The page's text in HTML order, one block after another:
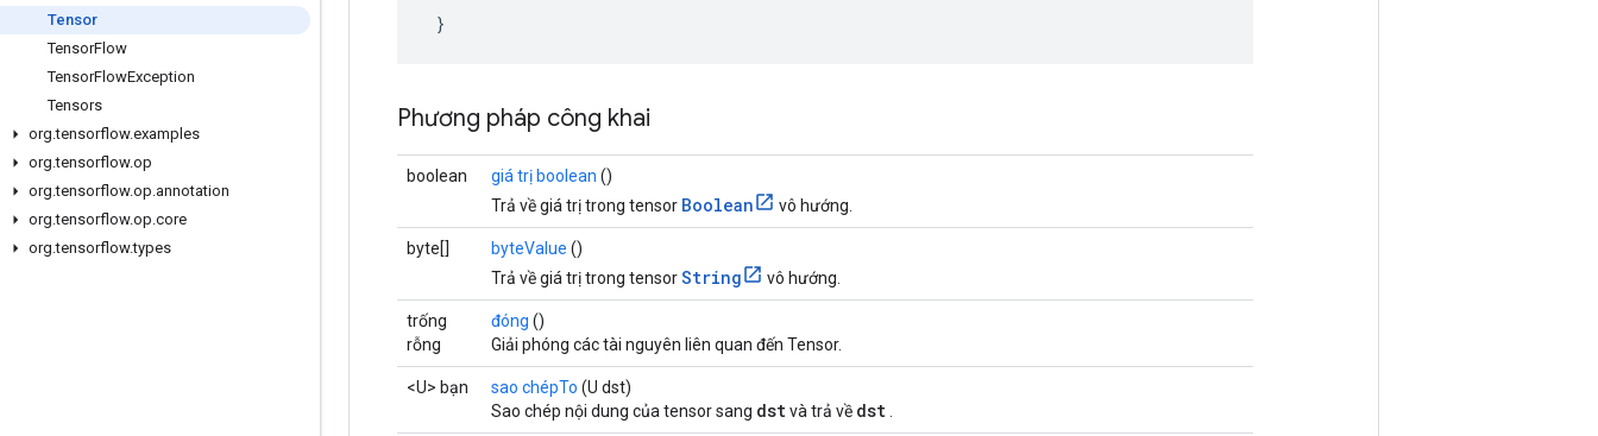
Tensor
TensorFlow
TensorFlowException
Tensors
org.tensorflow.examples
org.tensorflow.op
org.tensorflow.op.annotation
org.tensorflow.op.core
org.tensorflow.types
}
Phương pháp công khai
boolean giá trị boolean ()
Trả về giá trị trong tensor Boolean vô hướng.
byte[] byteValue ()
Trả về giá trị trong tensorString vô hướng.
trống
rỗng
đóng ()
Giải phóng các tài nguyên liên quan đến Tensor.
<U> bạn sao chépTo (U dst)
Sao chép nội dung của tensor sang dstvà trả về dst